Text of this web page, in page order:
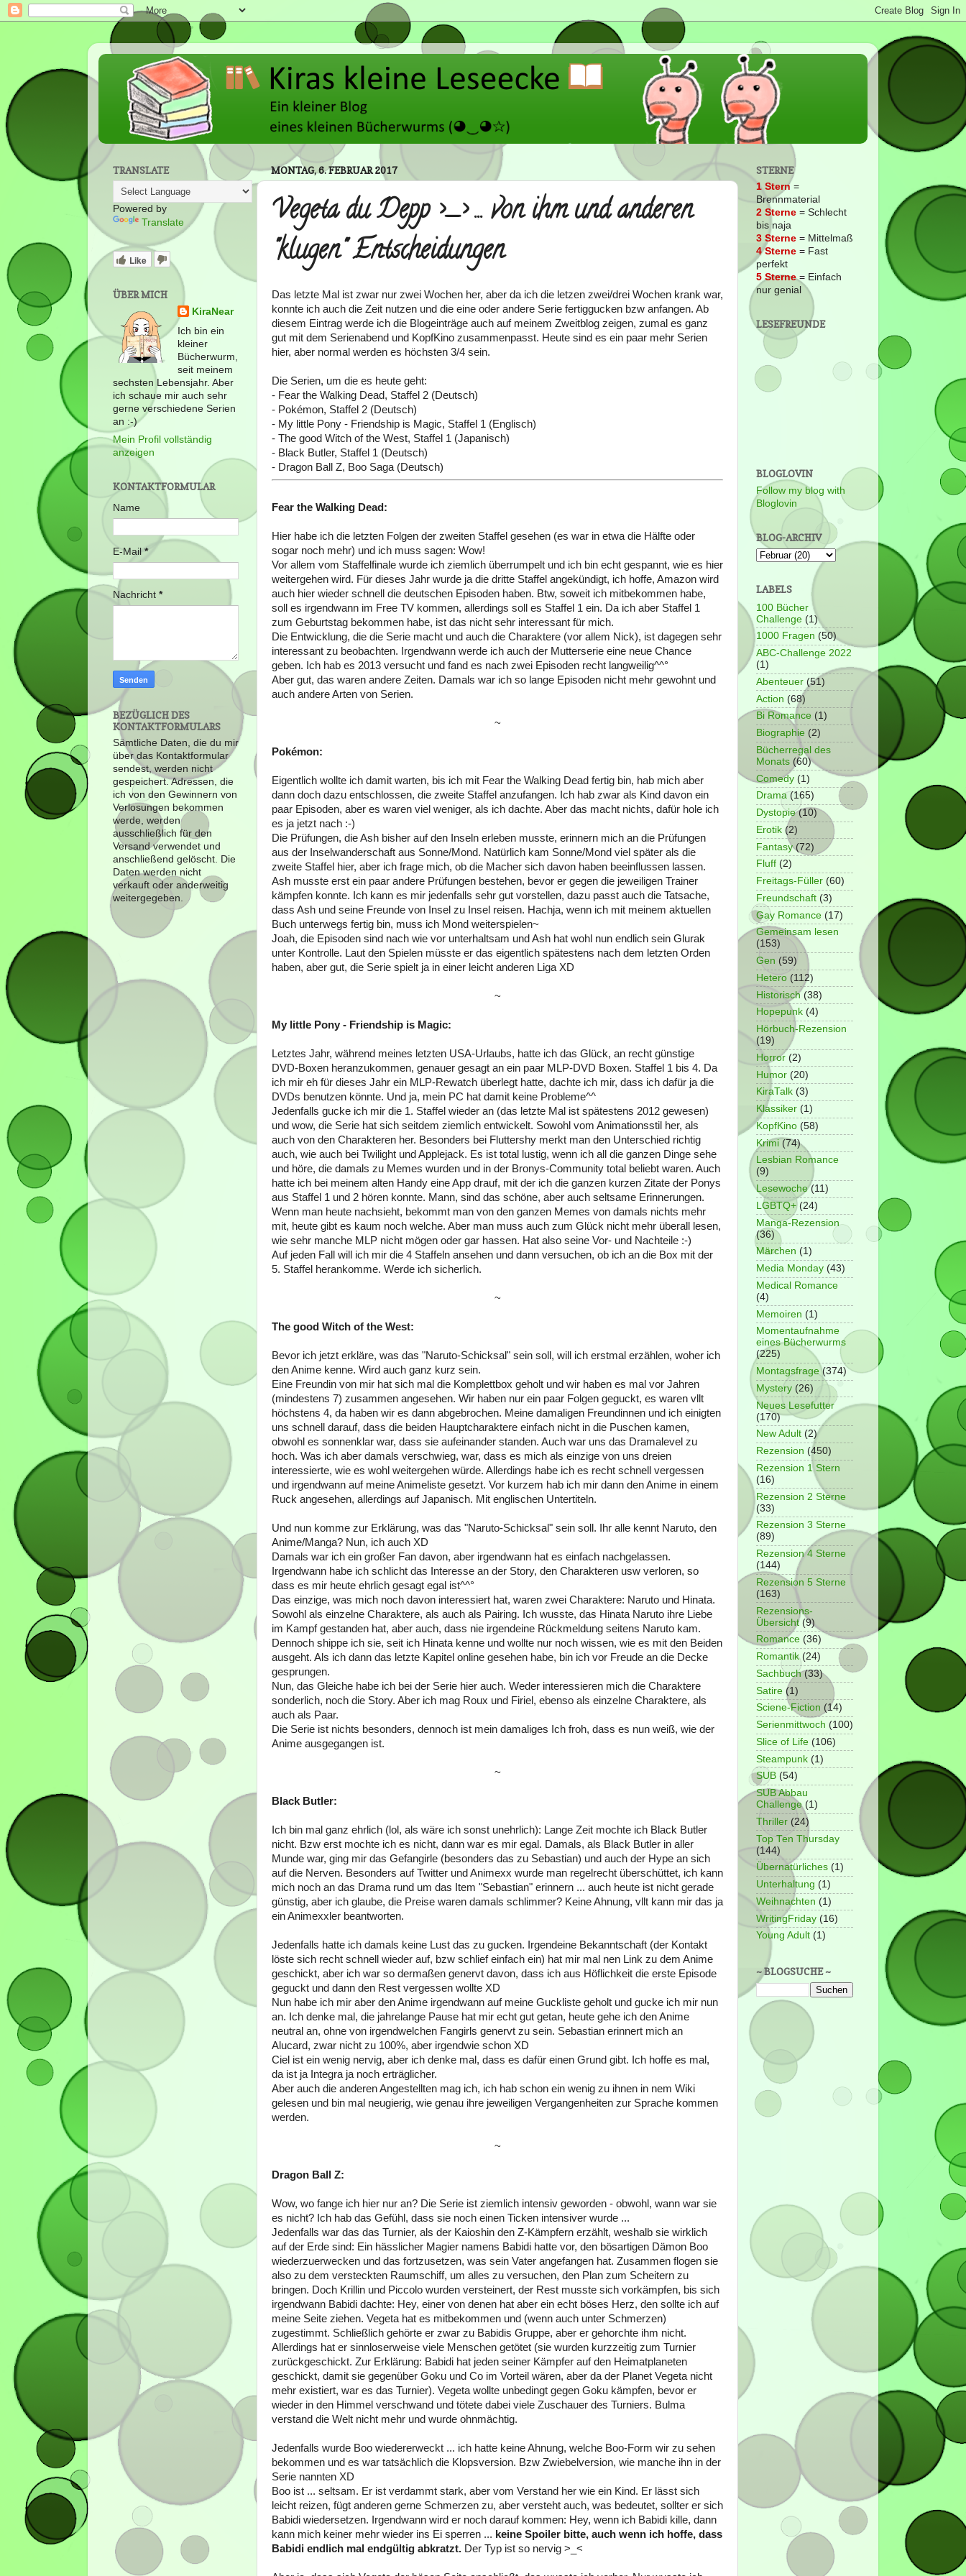
MONTAG, 6. FEBRUAR 2017
Vegeta du Depp >_> ... von ihm und anderen
"klugen" Entscheidungen
Das letzte Mal ist zwar nur zwei Wochen her, aber da ich die letzen zwei/drei Wochen krank war,
konnte ich auch die Zeit nutzen und die eine oder andere Serie fertiggucken bzw anfangen. Ab
diesem Eintrag werde ich die Blogeinträge auch auf meinem Zweitblog zeigen, zumal es ganz
gut mit dem Serienabend und KopfKino zusammenpasst. Heute sind es ein paar mehr Serien
hier, aber normal werden es höchsten 3/4 sein.
Die Serien, um die es heute geht:
- Fear the Walking Dead, Staffel 2 (Deutsch)
- Pokémon, Staffel 2 (Deutsch)
- My little Pony - Friendship is Magic, Staffel 1 (Englisch)
- The good Witch of the West, Staffel 1 (Japanisch)
- Black Butler, Staffel 1 (Deutsch)
- Dragon Ball Z, Boo Saga (Deutsch)
Fear the Walking Dead:
Hier habe ich die letzten Folgen der zweiten Staffel gesehen (es war in etwa die Hälfte oder
sogar noch mehr) und ich muss sagen: Wow!
Vor allem vom Staffelfinale wurde ich ziemlich überrumpelt und ich bin echt gespannt, wie es hier
weitergehen wird. Für dieses Jahr wurde ja die dritte Staffel angekündigt, ich hoffe, Amazon wird
auch hier wieder schnell die deutschen Episoden haben. Btw, soweit ich mitbekommen habe,
soll es irgendwann im Free TV kommen, allerdings soll es Staffel 1 ein. Da ich aber Staffel 1
zum Geburtstag bekommen habe, ist das nicht sehr interessant für mich.
Die Entwicklung, die die Serie macht und auch die Charaktere (vor allem Nick), ist dagegen sehr
interessant zu beobachten. Irgendwann werde ich auch der Mutterserie eine neue Chance
geben. Ich hab es 2013 versucht und fand es nach zwei Episoden recht langweilig^^°
Aber gut, das waren andere Zeiten. Damals war ich so lange Episoden nicht mehr gewohnt und
auch andere Arten von Serien.
~
Pokémon:
Eigentlich wollte ich damit warten, bis ich mit Fear the Walking Dead fertig bin, hab mich aber
dann doch dazu entschlossen, die zweite Staffel anzufangen. Ich hab zwar als Kind davon ein
paar Episoden, aber es waren viel weniger, als ich dachte. Aber das macht nichts, dafür hole ich
es ja jetzt nach :-)
Die Prüfungen, die Ash bisher auf den Inseln erleben musste, erinnern mich an die Prüfungen
aus der Inselwanderschaft aus Sonne/Mond. Natürlich kam Sonne/Mond viel später als die
zweite Staffel hier, aber ich frage mich, ob die Macher sich davon haben beeinflussen lassen.
Ash musste erst ein paar andere Prüfungen bestehen, bevor er gegen die jeweiligen Trainer
kämpfen konnte. Ich kann es mir jedenfalls sehr gut vorstellen, dazu passt auch die Tatsache,
dass Ash und seine Freunde von Insel zu Insel reisen. Hachja, wenn ich mit meinem aktuellen
Buch unterwegs fertig bin, muss ich Mond weiterspielen~
Joah, die Episoden sind nach wie vor unterhaltsam und Ash hat wohl nun endlich sein Glurak
unter Kontrolle. Laut den Spielen müsste er das eigentlich spätestens nach dem letzten Orden
haben, aber gut, die Serie spielt ja in einer leicht anderen Liga XD
~
My little Pony - Friendship is Magic:
Letztes Jahr, während meines letzten USA-Urlaubs, hatte ich das Glück, an recht günstige
DVD-Boxen heranzukommen, genauer gesagt an ein paar MLP-DVD Boxen. Staffel 1 bis 4. Da
ich mir eh für dieses Jahr ein MLP-Rewatch überlegt hatte, dachte ich mir, dass ich dafür ja die
DVDs benutzen könnte. Und ja, mein PC hat damit keine Probleme^^
Jedenfalls gucke ich mir die 1. Staffel wieder an (das letzte Mal ist spätestens 2012 gewesen)
und wow, die Serie hat sich seitdem ziemlich entwickelt. Sowohl vom Animationsstil her, als
auch von den Charakteren her. Besonders bei Fluttershy merkt man den Unterschied richtig
auch, wie auch bei Twilight und Applejack. Es ist total lustig, wenn ich all die ganzen Dinge sehe
und höre, die damals zu Memes wurden und in der Bronys-Community total beliebt waren. Auch
hatte ich bei meinem alten Handy eine App drauf, mit der ich die ganzen kurzen Zitate der Ponys
aus Staffel 1 und 2 hören konnte. Mann, sind das schöne, aber auch seltsame Erinnerungen.
Wenn man heute nachsieht, bekommt man von den ganzen Memes von damals nichts mehr
mit, heute gibt es kaum noch welche. Aber man muss auch zum Glück nicht mehr überall lesen,
wie sehr manche MLP nicht mögen oder gar hassen. Hat also seine Vor- und Nachteile :-)
Auf jeden Fall will ich mir die 4 Staffeln ansehen und dann versuchen, ob ich an die Box mit der
5. Staffel herankomme. Werde ich sicherlich.
~
The good Witch of the West:
Bevor ich jetzt erkläre, was das "Naruto-Schicksal" sein soll, will ich erstmal erzählen, woher ich
den Anime kenne. Wird auch ganz kurz sein.
Eine Freundin von mir hat sich mal die Komplettbox geholt und wir haben es mal vor Jahren
(mindestens 7) zusammen angesehen. Wir haben nur ein paar Folgen geguckt, es waren vllt
höchstens 4, da haben wir es dann abgebrochen. Meine damaligen Freundinnen und ich einigten
uns schnell darauf, dass die beiden Hauptcharaktere einfach nicht in die Puschen kamen,
obwohl es sonnenklar war, dass sie aufeinander standen. Auch war uns das Dramalevel zu
hoch. Was ich aber damals verschwieg, war, dass es mich als einzige von uns dreien
interessierte, wie es wohl weitergehen würde. Allerdings habe ich es recht schnell vergessen
und irgendwann auf meine Animeliste gesetzt. Vor kurzem hab ich mir dann den Anime in einem
Ruck angesehen, allerdings auf Japanisch. Mit englischen Untertiteln.
Und nun komme zur Erklärung, was das "Naruto-Schicksal" sein soll. Ihr alle kennt Naruto, den
Anime/Manga? Nun, ich auch XD
Damals war ich ein großer Fan davon, aber irgendwann hat es einfach nachgelassen.
Irgendwann habe ich schlicht das Interesse an der Story, den Charakteren usw verloren, so
dass es mir heute ehrlich gesagt egal ist^^°
Das einzige, was mich noch davon interessiert hat, waren zwei Charaktere: Naruto und Hinata.
Sowohl als einzelne Charaktere, als auch als Pairing. Ich wusste, das Hinata Naruto ihre Liebe
im Kampf gestanden hat, aber auch, dass nie irgendeine Rückmeldung seitens Naruto kam.
Dennoch shippe ich sie, seit ich Hinata kenne und wollte nur noch wissen, wie es mit den Beiden
ausgeht. Als ich dann das letzte Kapitel online gesehen habe, bin ich vor Freude an die Decke
gesprungen.
Nun, das Gleiche habe ich bei der Serie hier auch. Weder interessieren mich die Charaktere
sonderlich, noch die Story. Aber ich mag Roux und Firiel, ebenso als einzelne Charaktere, als
auch als Paar.
Die Serie ist nichts besonders, dennoch ist mein damaliges Ich froh, dass es nun weiß, wie der
Anime ausgegangen ist.
~
Black Butler:
Ich bin mal ganz ehrlich (lol, als wäre ich sonst unehrlich): Lange Zeit mochte ich Black Butler
nicht. Bzw erst mochte ich es nicht, dann war es mir egal. Damals, als Black Butler in aller
Munde war, ging mir das Gefangirle (besonders das zu Sebastian) und auch der Hype an sich
auf die Nerven. Besonders auf Twitter und Animexx wurde man regelrecht überschüttet, ich kann
mich noch an das Drama rund um das Item "Sebastian" erinnern ... auch heute ist nicht gerade
günstig, aber ich glaube, die Preise waren damals schlimmer? Keine Ahnung, vllt kann mir das ja
ein Animexxler beantworten.
Jedenfalls hatte ich damals keine Lust das zu gucken. Irgendeine Bekanntschaft (der Kontakt
löste sich recht schnell wieder auf, bzw schlief einfach ein) hat mir mal nen Link zu dem Anime
geschickt, aber ich war so dermaßen genervt davon, dass ich aus Höflichkeit die erste Episode
geguckt und dann den Rest vergessen wollte XD
Nun habe ich mir aber den Anime irgendwann auf meine Guckliste geholt und gucke ich mir nun
an. Ich denke mal, die jahrelange Pause hat mir echt gut getan, heute gehe ich den Anime
neutral an, ohne von irgendwelchen Fangirls genervt zu sein. Sebastian erinnert mich an
Alucard, zwar nicht zu 100%, aber irgendwie schon XD
Ciel ist ein wenig nervig, aber ich denke mal, dass es dafür einen Grund gibt. Ich hoffe es mal,
da ist ja Integra ja noch erträglicher.
Aber auch die anderen Angestellten mag ich, ich hab schon ein wenig zu ihnen in nem Wiki
gelesen und bin mal neugierig, wie genau ihre jeweiligen Vergangenheiten zur Sprache kommen
werden.
~
Dragon Ball Z:
Wow, wo fange ich hier nur an? Die Serie ist ziemlich intensiv geworden - obwohl, wann war sie
es nicht? Ich hab das Gefühl, dass sie noch einen Ticken intensiver wurde ...
Jedenfalls war das das Turnier, als der Kaioshin den Z-Kämpfern erzählt, weshalb sie wirklich
auf der Erde sind: Ein hässlicher Magier namens Babidi hatte vor, den bösartigen Dämon Boo
wiederzuerwecken und das fortzusetzen, was sein Vater angefangen hat. Zusammen flogen sie
also zu dem versteckten Raumschiff, um alles zu versuchen, den Plan zum Scheitern zu
bringen. Doch Krillin und Piccolo wurden versteinert, der Rest musste sich vorkämpfen, bis sich
irgendwann Babidi dachte: Hey, einer von denen hat aber ein echt böses Herz, den sollte ich auf
meine Seite ziehen. Vegeta hat es mitbekommen und (wenn auch unter Schmerzen)
zugestimmt. Schließlich gehörte er zwar zu Babidis Gruppe, aber er gehorchte ihm nicht.
Allerdings hat er sinnloserweise viele Menschen getötet (sie wurden kurzzeitig zum Turnier
zurückgeschickt. Zur Erklärung: Babidi hat jeden seiner Kämpfer auf den Heimatplaneten
geschickt, damit sie gegenüber Goku und Co im Vorteil wären, aber da der Planet Vegeta nicht
mehr existiert, war es das Turnier). Vegeta wollte unbedingt gegen Goku kämpfen, bevor er
wieder in den Himmel verschwand und tötete dabei viele Zuschauer des Turniers. Bulma
verstand die Welt nicht mehr und wurde ohnmächtig.
Jedenfalls wurde Boo wiedererweckt ... ich hatte keine Ahnung, welche Boo-Form wir zu sehen
bekommen und es war tatsächlich die Klopsversion. Bzw Zwiebelversion, wie manche ihn in der
Serie nannten XD
Boo ist ... seltsam. Er ist verdammt stark, aber vom Verstand her wie ein Kind. Er lässt sich
leicht reizen, fügt anderen gerne Schmerzen zu, aber versteht auch, was bedeutet, sollter er sich
Babidi wiedersetzen. Irgendwann wird er noch darauf kommen: Hey, wenn ich Babidi kille, dann
kann mich keiner mehr wieder ins Ei sperren ... keine Spoiler bitte, auch wenn ich hoffe, dass
Babidi endlich mal endgültig abkratzt. Der Typ ist so nervig >_<
TRANSLATE
Powered by
Translate
Like
ÜBER MICH
KiraNear
Ich bin ein
kleiner
Bücherwurm,
seit meinem
sechsten Lebensjahr. Aber
ich schaue mir auch sehr
gerne verschiedene Serien
an :-)
Mein Profil vollständig
anzeigen
KONTAKTFORMULAR
Name
E-Mail *
Nachricht *
BEZÜGLICH DES
KONTAKTFORMULARS
Sämtliche Daten, die du mir
über das Kontaktformular
sendest, werden nicht
gespeichert. Adressen, die
ich von den Gewinnern von
Verlosungen bekommen
werde, werden
ausschließlich für den
Versand verwendet und
anschließend gelöscht. Die
Daten werden nicht
verkauft oder anderweitig
weitergegeben.
STERNE
1 Stern =
Brennmaterial
2 Sterne = Schlecht
bis naja
3 Sterne = Mittelmaß
4 Sterne = Fast
perfekt
5 Sterne= Einfach
nur genial
LESEFREUNDE
BLOGLOVIN
Follow my blog with
Bloglovin
BLOG-ARCHIV
LABELS
100 Bücher
Challenge (1)
1000 Fragen (50)
ABC-Challenge 2022
(1)
Abenteuer (51)
Action (68)
Bi Romance (1)
Biographie (2)
Bücherregal des
Monats (60)
Comedy (1)
Drama (165)
Dystopie (10)
Erotik (2)
Fantasy (72)
Fluff (2)
Freitags-Füller (60)
Freundschaft (3)
Gay Romance (17)
Gemeinsam lesen
(153)
Gen (59)
Hetero (112)
Historisch (38)
Hopepunk (4)
Hörbuch-Rezension
(19)
Horror (2)
Humor (20)
KiraTalk (3)
Klassiker (1)
KopfKino (58)
Krimi (74)
Lesbian Romance
(9)
Lesewoche (11)
LGBTQ+ (24)
Manga-Rezension
(36)
Märchen (1)
Media Monday (43)
Medical Romance
(4)
Memoiren (1)
Momentaufnahme
eines Bücherwurms
(225)
Montagsfrage (374)
Mystery (26)
Neues Lesefutter
(170)
New Adult (2)
Rezension (450)
Rezension 1 Stern
(16)
Rezension 2 Sterne
(33)
Rezension 3 Sterne
(89)
Rezension 4 Sterne
(144)
Rezension 5 Sterne
(163)
Rezensions-
Übersicht (9)
Romance (36)
Romantik (24)
Sachbuch (33)
Satire (1)
Sciene-Fiction (14)
Serienmittwoch (100)
Slice of Life (106)
Steampunk (1)
SUB (54)
SUB Abbau
Challenge (1)
Thriller (24)
Top Ten Thursday
(144)
Übernatürliches (1)
Unterhaltung (1)
Weihnachten (1)
WritingFriday (16)
Young Adult (1)
~ BLOGSUCHE ~